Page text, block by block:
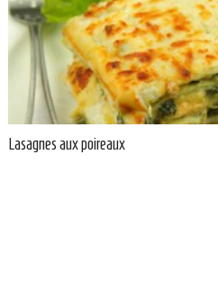
Lasagnes aux poireaux